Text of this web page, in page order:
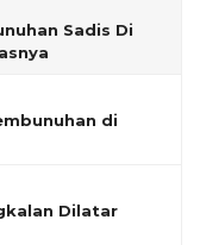
Sadis Di
di
Dilatar